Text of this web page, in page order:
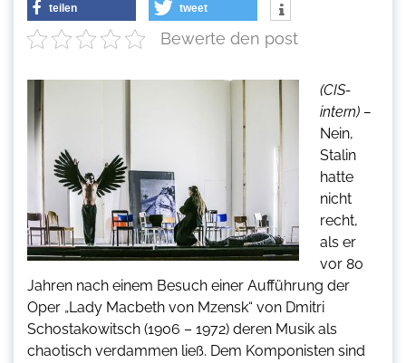
teilen tweet
Bewerte den post
(CIS-
intern) –
Nein,
Stalin
hatte
nicht
recht,
als er
vor 80
Jahren nach einem Besuch einer Aufführung der
Oper „Lady Macbeth von Mzensk“ von Dmitri
Schostakowitsch (1906 – 1972) deren Musik als
chaotisch verdammen ließ. Dem Komponisten sind